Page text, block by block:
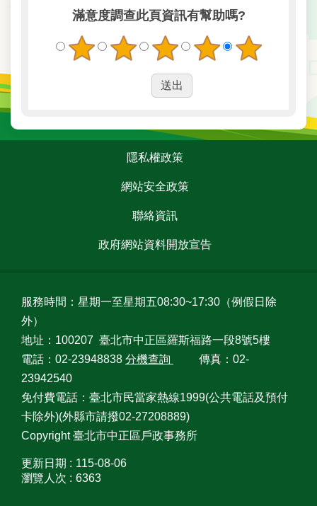
滿意度調查此頁資訊有幫助嗎?
隱私權政策
網站安全政策
聯絡資訊
政府網站資料開放宣告
服務時間：星期一至星期五08:30~17:30（例假日除
外）
地址：100207 臺北市中正區羅斯福路一段8號5樓
電話：02-23948838 分機查詢
傳真：02-
23942540
免付費電話：臺北市民當家熱線1999(公共電話及預付
卡除外)(外縣市請撥02-27208889)
Copyright 臺北市中正區戶政事務所
更新日期
115-08-06
瀏覽人次
6363